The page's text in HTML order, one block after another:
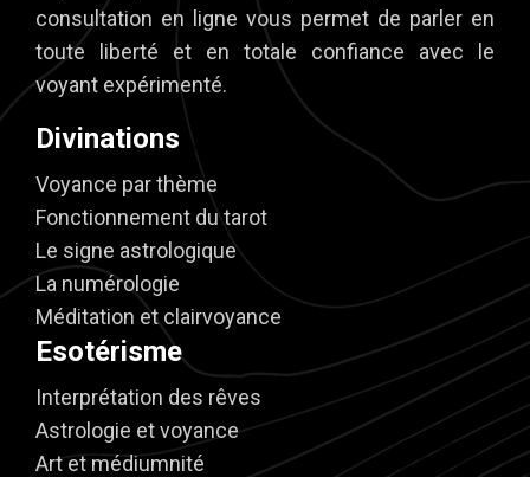
consultation en ligne vous permet de parler en
toute liberté et en totale confiance avec le
voyant expérimenté.
Divinations
Voyance par thème
Fonctionnement du tarot
Le signe astrologique
La numérologie
Méditation et clairvoyance
Esotérisme
Interprétation des rêves
Astrologie et voyance
Art et médiumnité